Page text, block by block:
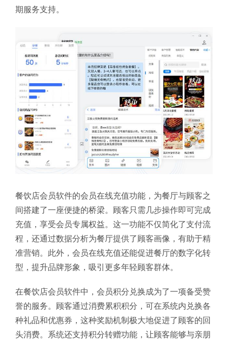
期服务支持。
餐饮店会员软件的会员在线充值功能，为餐厅与顾客之
间搭建了一座便捷的桥梁。顾客只需几步操作即可完成
充值，享受会员专属权益。这一功能不仅简化了支付流
程，还通过数据分析为餐厅提供了顾客画像，有助于精
准营销。此外，会员在线充值还能促进餐厅的数字化转
型，提升品牌形象，吸引更多年轻顾客群体。
在餐饮店会员软件中，会员积分兑换成为了一项备受赞
誉的服务。顾客通过消费累积积分，可在系统内兑换各
种礼品和优惠券，这种奖励机制极大地促进了顾客的回
头消费。系统还支持积分转赠功能，让顾客能够与亲朋